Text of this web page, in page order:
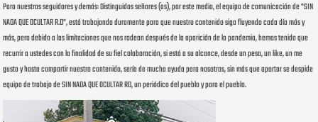
Para nuestros seguidores y demás: Distinguidos señores (as), por este medio, el equipo de comunicación de "SIN
NADA QUE OCULTAR R.D", está trabajando duramente para que nuestro contenido siga fluyendo cada día más y
más, pero debido a las limitaciones que nos rodean después de la aparición de la pandemia, hemos tenido que
recurrir a ustedes con la finalidad de su fiel colaboración, si está a su alcance, desde un peso, un like, un me
gusta y hasta compartir nuestro contenido, sería de mucha ayuda para nosotros, sin más que aportar se despide
equipo de trabajo de SIN NADA QUE OCULTAR RD, un periódico del pueblo y para el pueblo.